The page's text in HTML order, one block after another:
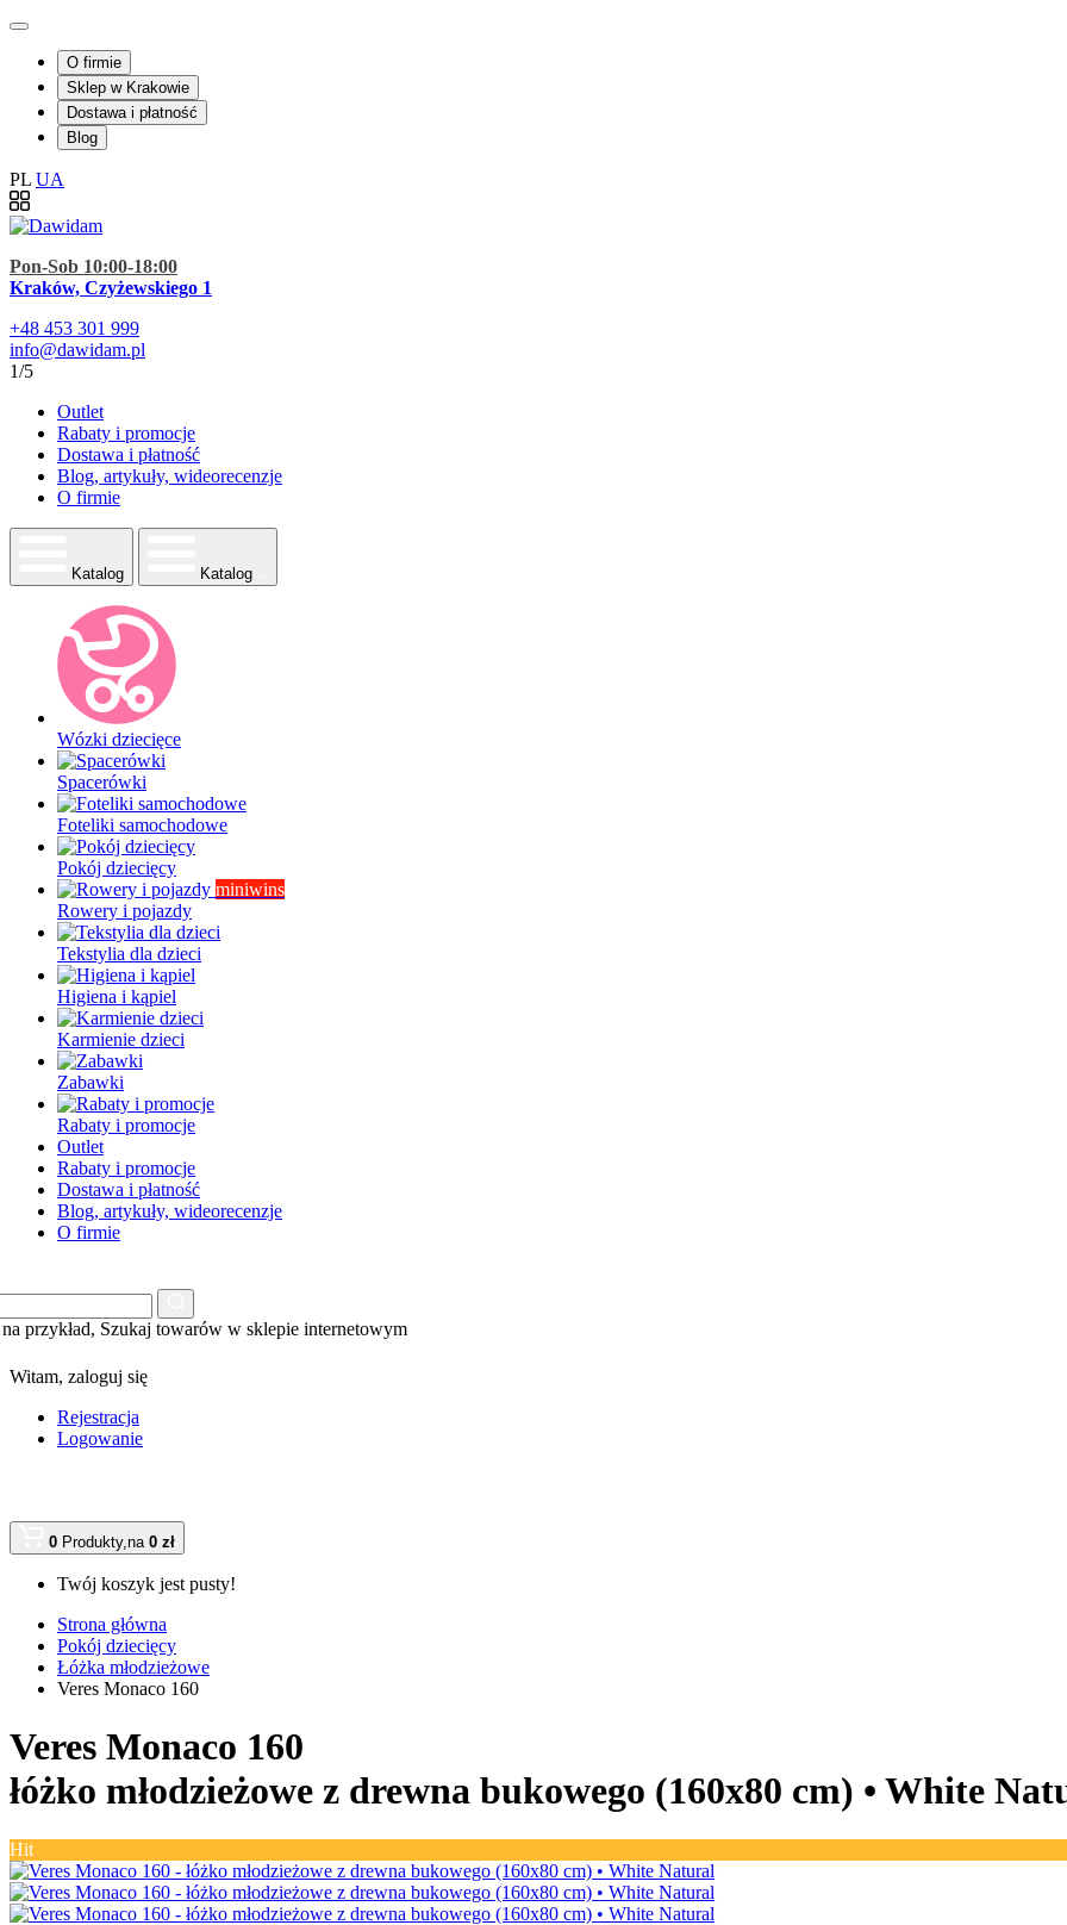
O firmie
Sklep w Krakowie
Dostawa i płatność
Blog
PL UA
Pon-Sob 10:00-18:00
Kraków, Czyżewskiego 1
+48 453 301 999
info@dawidam.pl
1/5
Outlet
Rabaty i promocje
Dostawa i płatność
Blog, artykuły, wideorecenzje
O firmie
Katalog Katalog
Wózki dziecięce
Spacerówki
Foteliki samochodowe
Pokój dziecięcy
miniwins
Rowery i pojazdy
Tekstylia dla dzieci
Higiena i kąpiel
Karmienie dzieci
Zabawki
Rabaty i promocje
Outlet
Rabaty i promocje
Dostawa i płatność
Blog, artykuły, wideorecenzje
O firmie
przykład, Szukaj towarów w sklepie internetowym
Witam, zaloguj się
Rejestracja
Logowanie
0 Produkty,na 0 zł
Twój koszyk jest pusty!
Strona główna
Pokój dziecięcy
Łóżka młodzieżowe
Veres Monaco 160
Veres Monaco 160
łóżko młodzieżowe z drewna bukowego (160x80 cm) • White
Hit